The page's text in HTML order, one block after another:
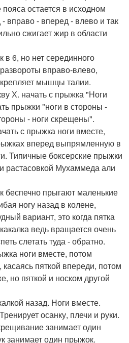
остается в исходном
вправо - вперед - влево и так
сжигает жир в области
6, но нет серединного
вправо-влево,
мышцы талии.
Х. начать с прыжка "Ноги
прыжки "ноги в стороны -
- ноги скрещены".
с прыжка ноги вместе,
вперед выпрямленную в
Типичные боксерские прыжки
растасовкой Мухаммеда али
беспечно прыгают маленькие
ногу назад в колене,
вариант, это когда пятка
ведь вращается очень
слетать туда - обратно.
ноги вместе, потом
пяткой впереди, потом
но пяткой и носком другой
назад. Ноги вместе.
осанку, плечи и руки.
занимает один
занимает один прыжок.